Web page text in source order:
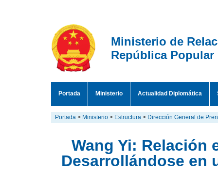
Ministerio de
República Popular
Portada Ministerio Actualidad Diplomática
Portada > Ministerio > Estructura > Dirección General de
Wang Yi: Relación
Desarrollándose en